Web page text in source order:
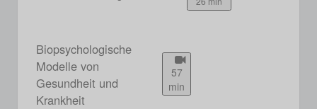
Biopsychologische
Modelle von
Gesundheit und
Krankheit
57
min